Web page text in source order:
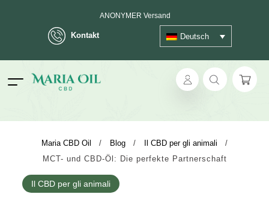
Kontakt
ANONYMER Versand
Deutsch
Maria CBD Oil / Blog / Il CBD per gli animali
/
MCT- und CBD-Öl: Die perfekte Partnerschaft
Il CBD per gli animali